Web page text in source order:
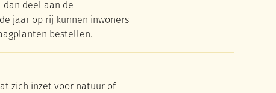
dan deel aan de
jaar op rij kunnen inwoners
bestellen.
zich inzet voor natuur of